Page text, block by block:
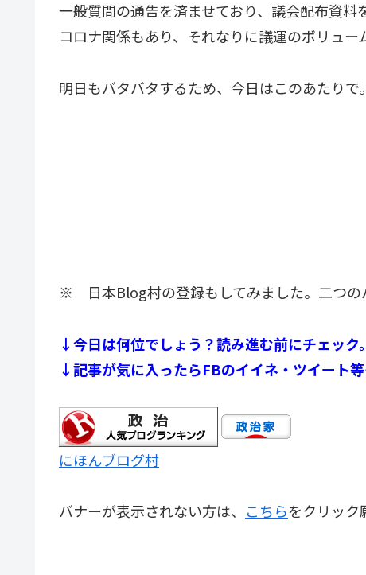
一般質問の通告を済ませており、議会配布資料
コロナ関係もあり、それなりに議運のボリュー
明日もバタバタするため、今日はこのあたりで。
※ 日本Blog村の登録もしてみました。二つの
↓今日は何位でしょう？読み進む前にチェック
↓記事が気に入ったらFBのイイネ・ツイート
にほんブログ村
バナーが表示されない方は、 こちらをクリック